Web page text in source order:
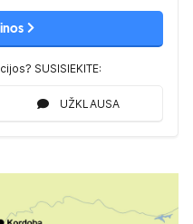
SUSISIEKITE:
UŽKLAUSA